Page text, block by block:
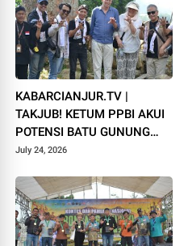
KABARCIANJUR.TV |
TAKJUB! KETUM PPBI AKUI
POTENSI BATU GUNUNG
PADANG
July 24, 2026